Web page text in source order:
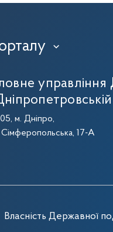
›
м. Дніпро,
Сімферопольська, 17-А
Власність Державної